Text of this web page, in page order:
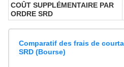
COÛT SUPPLÉMENTAIRE PAR
ORDRE SRD
Comparatif des frais de
SRD (Bourse)